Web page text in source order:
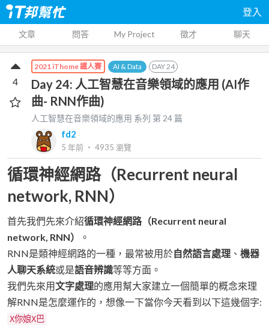
登入
文章 問答 My Project 徵才 聊天
2021 iThome 鐵人賽 AI & Data DAY24
Day 24: 人工智慧在音樂領域的應用 (AI作
曲- RNN作曲)
人工智慧在音樂領域的應用 系列 第24 篇
fd2
5 年前 ‧ 4935 瀏覽
4
循環神經網路（Recurrent neural
network, RNN）
首先我們先來介紹循環神經網路（Recurrent neural
network, RNN）
。
RNN是類神經網路的一種，最常被用於自然語言處理 、 機器
人聊天系統或是語音辨識等等方面。
我們先來用文字處理的應用幫大家建立一個簡單的概念來理
解RNN是怎麼運作的，想像一下當你今天看到以下這幾個字:
X你娘X巴